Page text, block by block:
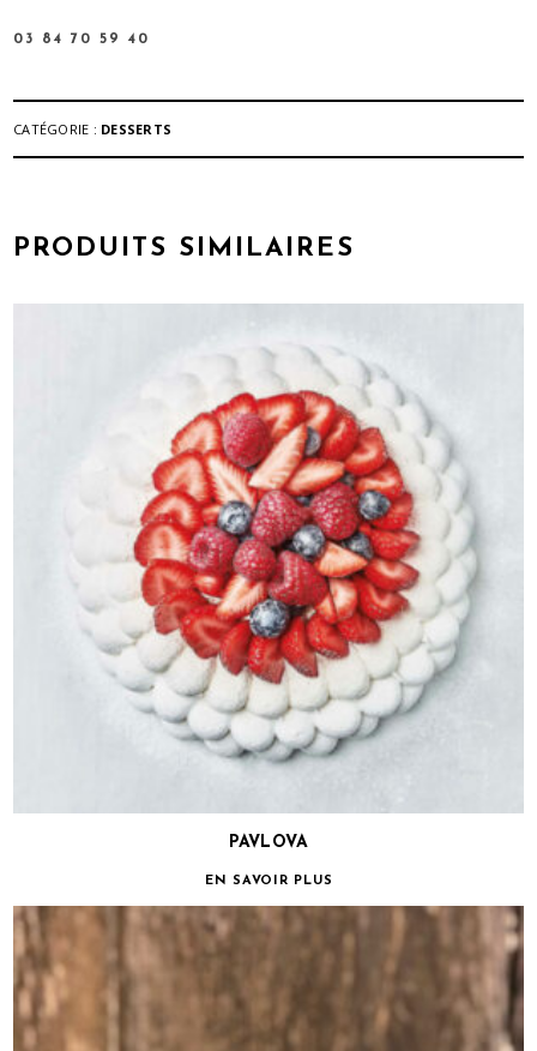
03 84 70 59 40
CATÉGORIE : DESSERTS
PRODUITS SIMILAIRES
PAVLOVA
EN SAVOIR PLUS